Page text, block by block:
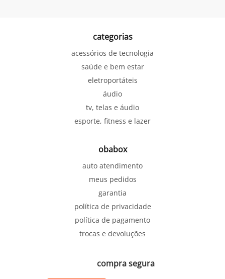
categorias
acessórios de tecnologia
saúde e bem estar
eletroportáteis
áudio
tv, telas e áudio
esporte, fitness e lazer
obabox
auto atendimento
meus pedidos
garantia
política de privacidade
política de pagamento
trocas e devoluções
compra segura